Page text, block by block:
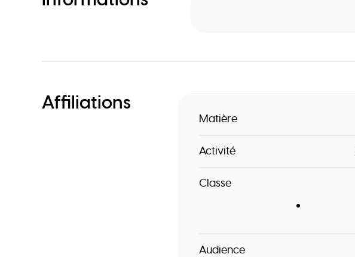
Affiliations
Matière
Activité
Classe
Audience